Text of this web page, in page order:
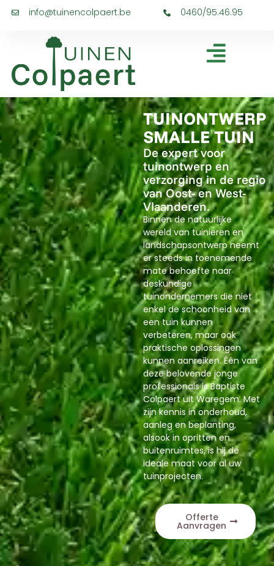
info@tuinencolpaert.be 0460/95.46.95
TUINONTWERP
SMALLE TUIN
De expert voor
tuinontwerp en
verzorging in de regio
van Oost- en West-
Vlaanderen.
Binnen de natuurlijke
wereld van tuinieren en
landschapsontwerp neemt
er steeds in toenemende
mate behoefte naar
deskundige
tuinondernemers die niet
enkel de schoonheid van
een tuin kunnen
verbeteren, maar ook
praktische oplossingen
kunnen aanreiken. Één van
deze belovende jonge
professionals is Baptiste
Colpaert uit Waregem. Met
zijn kennis in onderhoud,
aanleg en beplanting,
alsook in opritten en
buitenruimtes, is hij de
ideale maat voor al uw
tuinprojecten.
Offerte
Aanvragen